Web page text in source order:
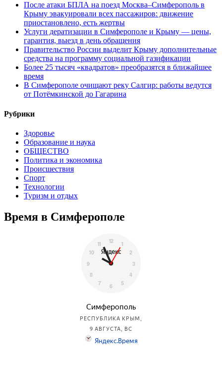
После атаки БПЛА на поезд Москва–Симферополь в
Крыму эвакуировали всех пассажиров: движение
приостановлено, есть жертвы
Услуги дератизации в Симферополе и Крыму — цены,
гарантия, выезд в день обращения
Правительство России выделит Крыму дополнительные
средства на программу социальной газификации
Более 25 тысяч «квадратов» преобразятся в ближайшее
время
В Симферополе очищают реку Салгир: работы ведутся
от Потёмкинской до Гагарина
Рубрики
Здоровье
Образование и наука
ОБЩЕСТВО
Политика и экономика
Происшествия
Спорт
Технологии
Туризм и отдых
Время в Симферополе